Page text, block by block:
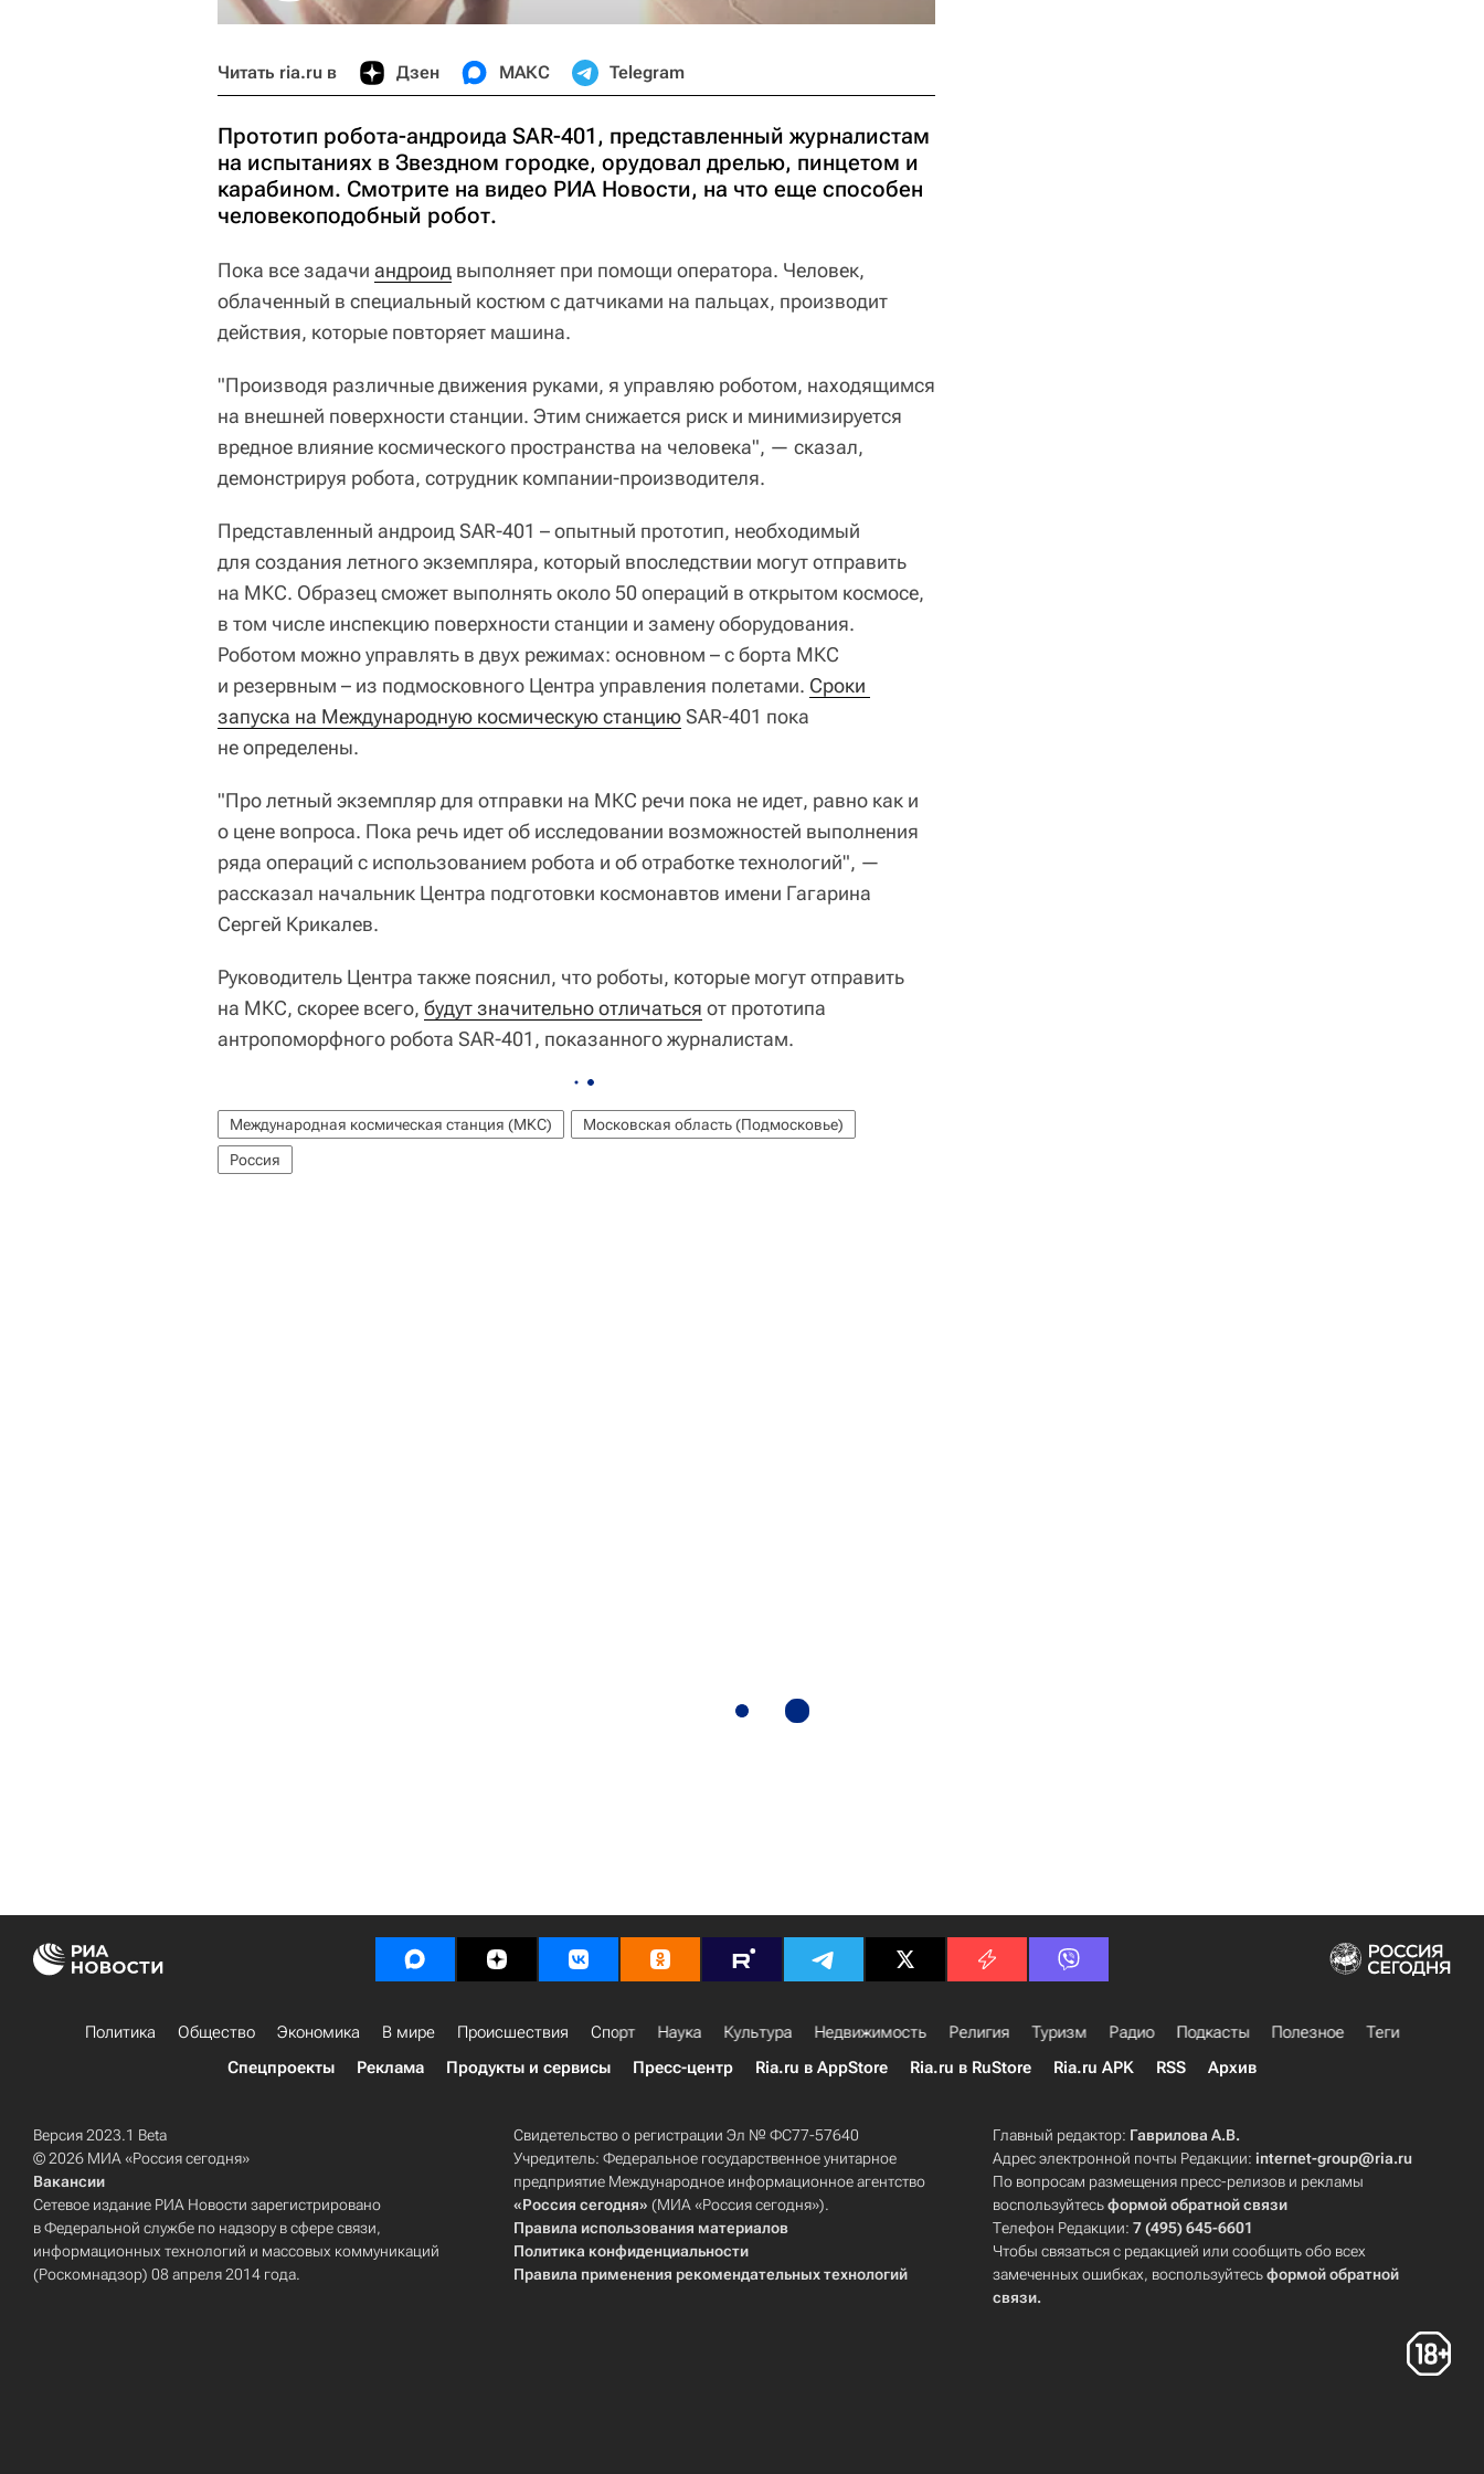
Читать ria.ru в Дзен МАКС Telegram
Прототип робота-андроида SAR-401, представленный журналистам
на испытаниях в Звездном городке, орудовал дрелью, пинцетом и
карабином. Смотрите на видео РИА Новости, на что еще способен
человекоподобный робот.
Пока все задачи андроид выполняет при помощи оператора. Человек,
облаченный в специальный костюм с датчиками на пальцах, производит
действия, которые повторяет машина.
"Производя различные движения руками, я управляю роботом, находящимся
на внешней поверхности станции. Этим снижается риск и минимизируется
вредное влияние космического пространства на человека", — сказал,
демонстрируя робота, сотрудник компании-производителя.
Представленный андроид SAR-401 – опытный прототип, необходимый
для создания летного экземпляра, который впоследствии могут отправить
на МКС. Образец сможет выполнять около 50 операций в открытом космосе,
в том числе инспекцию поверхности станции и замену оборудования.
Роботом можно управлять в двух режимах: основном – с борта МКС
и резервным – из подмосковного Центра управления полетами. Сроки
запуска на Международную космическую станцию SAR-401 пока
не определены.
"Про летный экземпляр для отправки на МКС речи пока не идет, равно как и
о цене вопроса. Пока речь идет об исследовании возможностей выполнения
ряда операций с использованием робота и об отработке технологий", —
рассказал начальник Центра подготовки космонавтов имени Гагарина
Сергей Крикалев.
Руководитель Центра также пояснил, что роботы, которые могут отправить
на МКС, скорее всего, будут значительно отличаться от прототипа
антропоморфного робота SAR-401, показанного журналистам.
Международная космическая станция (МКС)
Московская область (Подмосковье)
Россия
Политика Общество Экономика В мире Происшествия Спорт Наука Культура Недвижимость Религия Туризм Радио Подкасты Полезное
Теги
Спецпроекты
Реклама Продукты и сервисы Пресс-центр Ria.ru в AppStore Ria.ru в RuStore Ria.ru APK RSS Архив
Версия 2023.1 Beta
© 2026 МИА «Россия сегодня»
Вакансии
Сетевое издание РИА Новости зарегистрировано
в Федеральной службе по надзору в сфере связи,
информационных технологий и массовых коммуникаций
(Роскомнадзор) 08 апреля 2014 года.
Свидетельство о регистрации Эл № ФС77-57640
Учредитель: Федеральное государственное унитарное
предприятие Международное информационное агентство
«Россия сегодня» (МИА «Россия сегодня»).
Правила использования материалов
Политика конфиденциальности
Правила применения рекомендательных технологий
Главный редактор: Гаврилова А.В.
Адрес электронной почты Редакции:internet-group@ria.ru
По вопросам размещения пресс-релизов и рекламы
воспользуйтесьформой обратной связи
Телефон Редакции:7 (495) 645-6601
Чтобы связаться с редакцией или сообщить обо всех
замеченных ошибках, воспользуйтесьформой обратной
связи.